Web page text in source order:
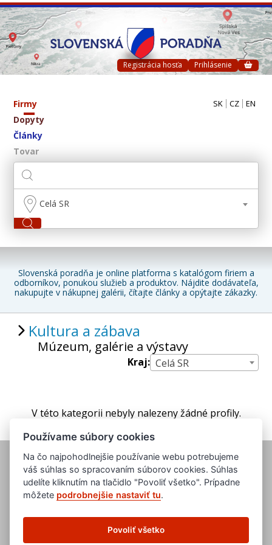
Registrácia hosťa Prihlásenie
Firmy
Dopyty
Články
Tovar
SK CZ EN
Celá SR
Slovenská poradňa je online platforma s katalógom firiem a
odborníkov, ponukou služieb a produktov. Nájdite dodávateľa,
nakupujte v nákupnej galérii, čítajte články a opýtajte zákazky.
Kultura a zábava
Múzeum, galérie a výstavy
Kraj: Celá SR
V této kategorii nebyly nalezeny žádné profily.
www.edb.cz
www.edb.eu
Používame súbory cookies
Na čo najpohodlnejšie používanie webu potrebujeme
váš súhlas so spracovaním súborov cookies. Súhlas
udelíte kliknutím na tlačidlo "Povoliť všetko". Prípadne
môžete podrobnejšie nastaviť tu.
Povoliť všetko